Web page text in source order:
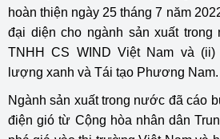
hoàn thiện ngày 25 tháng 7 năm
đại diện cho ngành sản xuất
TNHH CS WIND Việt Nam và
lượng xanh và Tái tạo Phương Nam.
Ngành sản xuất trong nước đã cáo
điện gió từ Cộng hòa nhân dân